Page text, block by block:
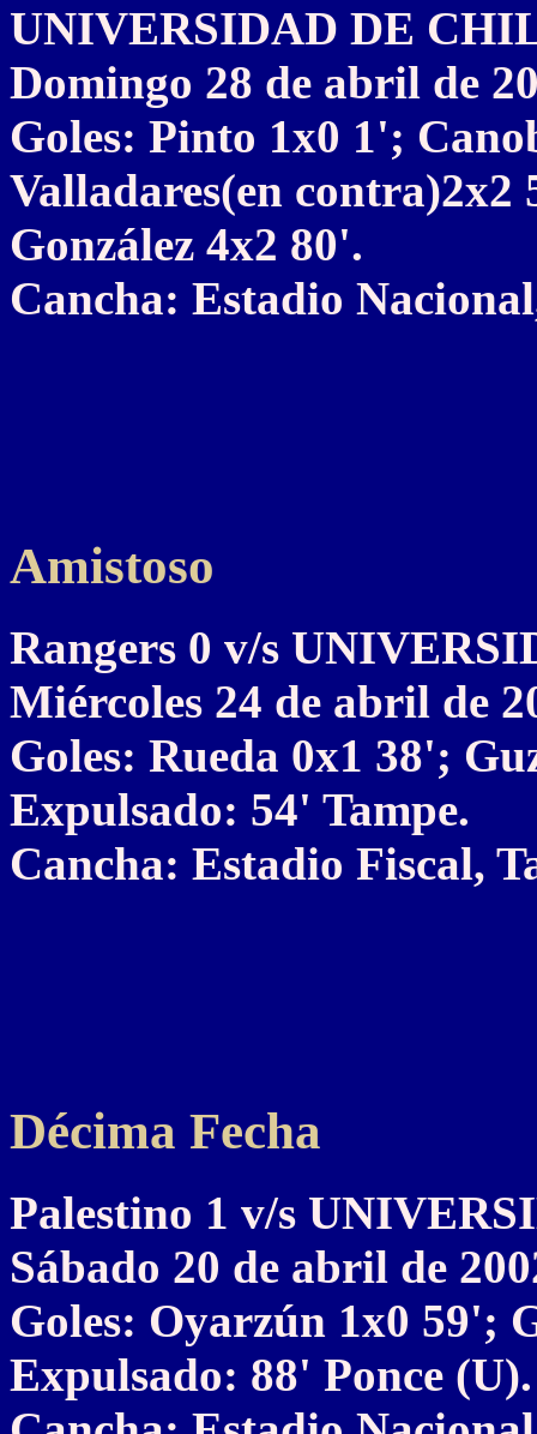
UNIVERSIDAD DE
Domingo 28 de abril de
Goles: Pinto 1x0 1';
Valladares(en contra)2x2
González 4x2 80'.
Cancha: Estadio
Amistoso
Rangers 0 v/s
Miércoles 24 de abril de
Goles: Rueda 0x1 38';
Expulsado: 54' Tampe.
Cancha: Estadio Fiscal,
Décima Fecha
Palestino 1 v/s
Sábado 20 de abril de
Goles: Oyarzún 1x0 59';
Expulsado: 88' Ponce (U).